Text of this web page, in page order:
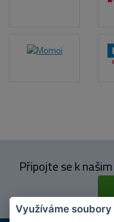
Připojte se k našim
Využíváme